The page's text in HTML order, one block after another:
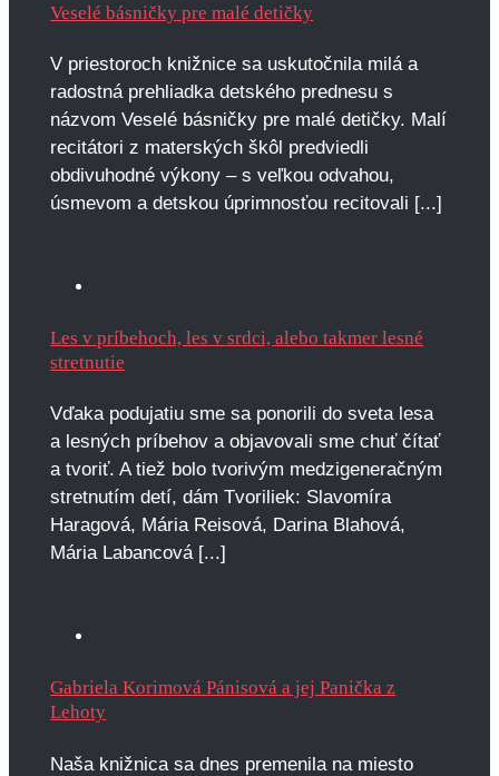
Veselé básničky pre malé detičky
V priestoroch knižnice sa uskutočnila milá a
radostná prehliadka detského prednesu s
názvom Veselé básničky pre malé detičky. Malí
recitátori z materských škôl predviedli
obdivuhodné výkony – s veľkou odvahou,
úsmevom a detskou úprimnosťou recitovali [...]
Les v príbehoch, les v srdci, alebo takmer lesné
stretnutie
Vďaka podujatiu sme sa ponorili do sveta lesa
a lesných príbehov a objavovali sme chuť čítať
a tvoriť. A tiež bolo tvorivým medzigeneračným
stretnutím detí, dám Tvoriliek: Slavomíra
Haragová, Mária Reisová, Darina Blahová,
Mária Labancová [...]
Gabriela Korimová Pánisová a jej Panička z
Lehoty
Naša knižnica sa dnes premenila na miesto